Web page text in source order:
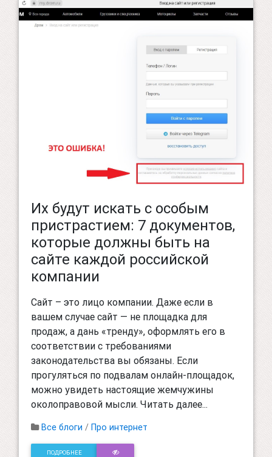
Их будут искать с особым
пристрастием: 7 документов,
которые должны быть на
сайте каждой российской
компании
Сайт – это лицо компании. Даже если в
вашем случае сайт — не площадка для
продаж, а дань «тренду», оформлять его в
соответствии с требованиями
законодательства вы обязаны. Если
прогуляться по подвалам онлайн-площадок,
можно увидеть настоящие жемчужины
околоправовой мысли. Читать далее...
Все блоги / Про интернет
ПОДРОБНЕЕ